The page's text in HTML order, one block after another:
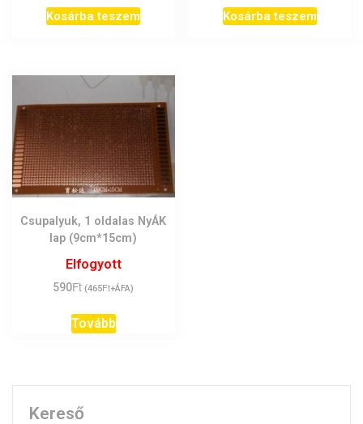
Kosárba teszem Kosárba teszem
Csupalyuk, 1 oldalas NyÁK
lap (9cm*15cm)
Elfogyott
590Ft (465Ft+ÁFA)
Tovább
Kereső